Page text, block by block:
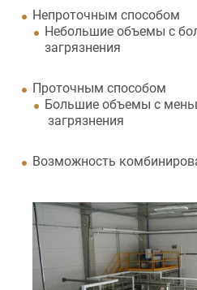
Непроточным способом
Небольшие объемы с
загрязнения
Проточным способом
Большие объемы с
загрязнения
Возможность